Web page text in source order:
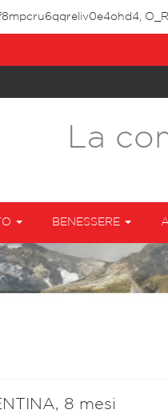
La
BENESSERE
8 mesi